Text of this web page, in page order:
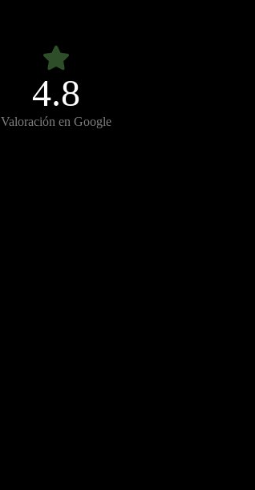
4.8
Valoración en Google